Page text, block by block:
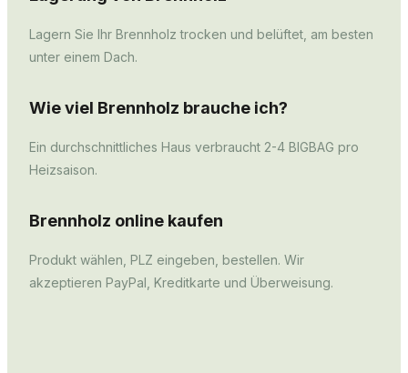
Lagern Sie Ihr Brennholz trocken und belüftet, am besten
unter einem Dach.
Wie viel Brennholz brauche ich?
Ein durchschnittliches Haus verbraucht 2-4 BIGBAG pro
Heizsaison.
Brennholz online kaufen
Produkt wählen, PLZ eingeben, bestellen. Wir
akzeptieren PayPal, Kreditkarte und Überweisung.